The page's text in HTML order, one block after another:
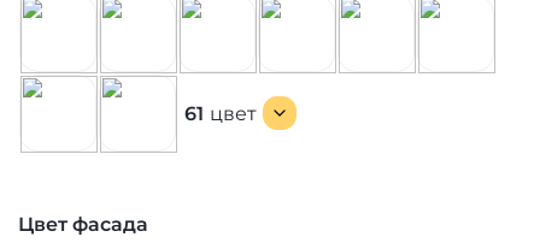
61 цвет
Цвет фасада